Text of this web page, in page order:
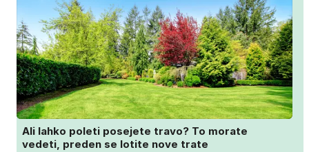
Ali lahko poleti posejete travo? To morate
vedeti, preden se lotite nove trate